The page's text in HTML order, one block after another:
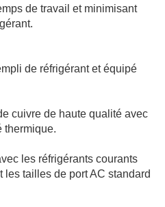
de travail et minimisant
de réfrigérant et équipé
cuivre de haute qualité avec
thermique.
les réfrigérants courants
les tailles de port AC standard